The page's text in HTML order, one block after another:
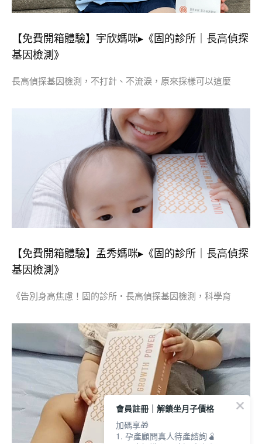
【免費開箱體驗】宇欣媽咪▸《固的診所｜長高偵探
基因檢測》
長高偵探基因檢測，不打針、不流淚，原來採樣可以這麼
【免費開箱體驗】孟秀媽咪▸《固的診所｜長高偵探
基因檢測》
《告別身高焦慮！固的診所・長高偵探基因檢測，科學育
會員註冊｜解鎖坐月子價格
加碼享🎁
1. 孕產顧問真人待產諮詢🫄